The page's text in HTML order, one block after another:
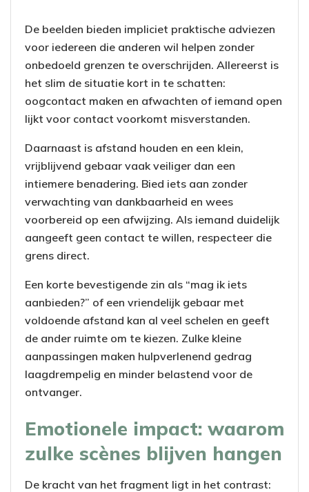
De beelden bieden impliciet praktische adviezen
voor iedereen die anderen wil helpen zonder
onbedoeld grenzen te overschrijden. Allereerst is
het slim de situatie kort in te schatten:
oogcontact maken en afwachten of iemand open
lijkt voor contact voorkomt misverstanden.
Daarnaast is afstand houden en een klein,
vrijblijvend gebaar vaak veiliger dan een
intiemere benadering. Bied iets aan zonder
verwachting van dankbaarheid en wees
voorbereid op een afwijzing. Als iemand duidelijk
aangeeft geen contact te willen, respecteer die
grens direct.
Een korte bevestigende zin als “mag ik iets
aanbieden?” of een vriendelijk gebaar met
voldoende afstand kan al veel schelen en geeft
de ander ruimte om te kiezen. Zulke kleine
aanpassingen maken hulpverlenend gedrag
laagdrempelig en minder belastend voor de
ontvanger.
Emotionele impact: waarom
zulke scènes blijven hangen
De kracht van het fragment ligt in het contrast: